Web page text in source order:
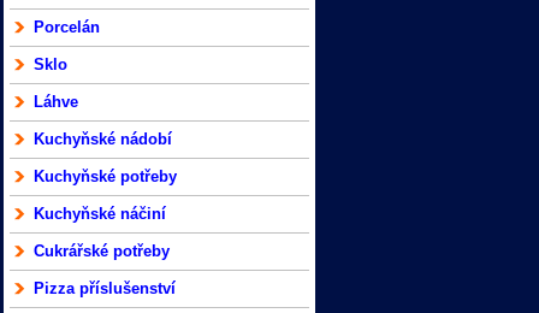
Porcelán
Sklo
Láhve
Kuchyňské nádobí
Kuchyňské potřeby
Kuchyňské náčiní
Cukrářské potřeby
Pizza příslušenství